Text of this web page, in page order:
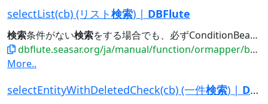
selectList(cb) (リスト検索) | DBFlute
検索条件がない検索をする場合でも、必ずConditionBeanのインスタンスが必要です。...型となります。 tableDbName
dbflute.seasar.org/ja/manual/function/ormapper/behavior/select/selectlist.html
More..
selectEntityWithDeletedCheck(cb) (一件検索) | DBFlute